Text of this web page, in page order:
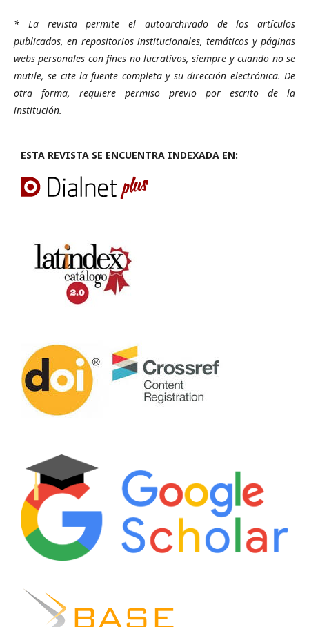
* La revista permite el autoarchivado de los artículos
publicados, en repositorios institucionales, temáticos y páginas
webs personales con fines no lucrativos, siempre y cuando no se
mutile, se cite la fuente completa y su dirección electrónica. De
otra forma, requiere permiso previo por escrito de la
institución.
ESTA REVISTA SE ENCUENTRA INDEXADA EN: